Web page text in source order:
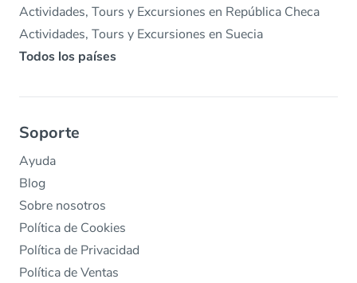
Actividades, Tours y Excursiones en República Checa
Actividades, Tours y Excursiones en Suecia
Todos los países
Soporte
Ayuda
Blog
Sobre nosotros
Política de Cookies
Política de Privacidad
Política de Ventas